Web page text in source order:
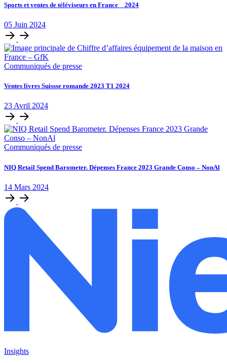
Sports et ventes de téléviseurs en France _ 2024
05 Juin 2024
Communiqués de presse
Ventes livres Suissse romande 2023 T1 2024
23 Avril 2024
Communiqués de presse
NIQ Retail Spend Barometer. Dépenses France 2023 Grande Conso – NonAl
14 Mars 2024
Insights